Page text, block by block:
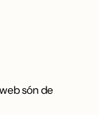
són de